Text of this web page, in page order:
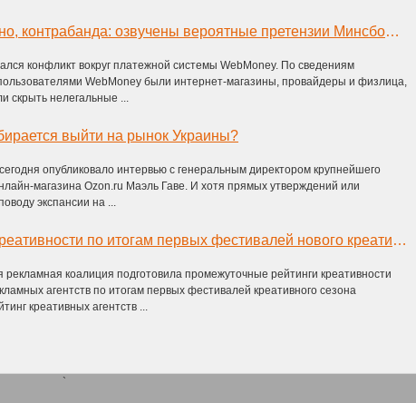
МММ, казино, контрабанда: озвучены вероятные претензии Минсборов к WebMoney
конфликт вокруг платежной системы WebMoney. По сведениям
WebMoney были интернет-магазины, провайдеры и физлица,
скрыть нелегальные ...
выйти на рынок Украины?
опубликовало интервью с генеральным директором крупнейшего
магазина Ozon.ru Маэль Гаве. И хотя прямых утверждений или
экспансии на ...
Рейтинги креативности по итогам первых фестивалей нового креативного сезона.
рекламная коалиция подготовила промежуточные рейтинги креативности
агентств по итогам первых фестивалей креативного сезона
креативных агентств ...
`